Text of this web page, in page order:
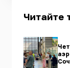
Читайте